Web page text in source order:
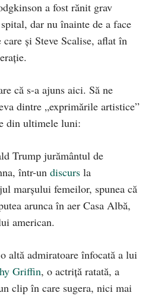
a fost rănit grav
dar nu înainte de a face
și Steve Scalise, aflat în
că s-a ajuns aici. Să ne
dintre „exprimările artistice”
din ultimele luni:
Trump jurământul de
într-un discurs la
marșului femeilor, spunea că
arunca în aer Casa Albă,
american.
altă admiratoare înfocată a lui
Griffin, o actriță ratată, a
clip în care sugera, nici mai